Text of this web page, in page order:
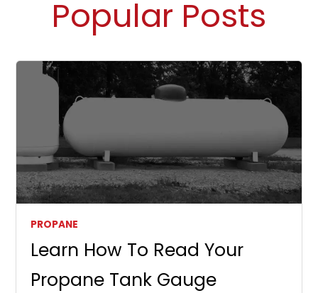
Popular Posts
PROPANE
Learn How To Read Your
Propane Tank Gauge